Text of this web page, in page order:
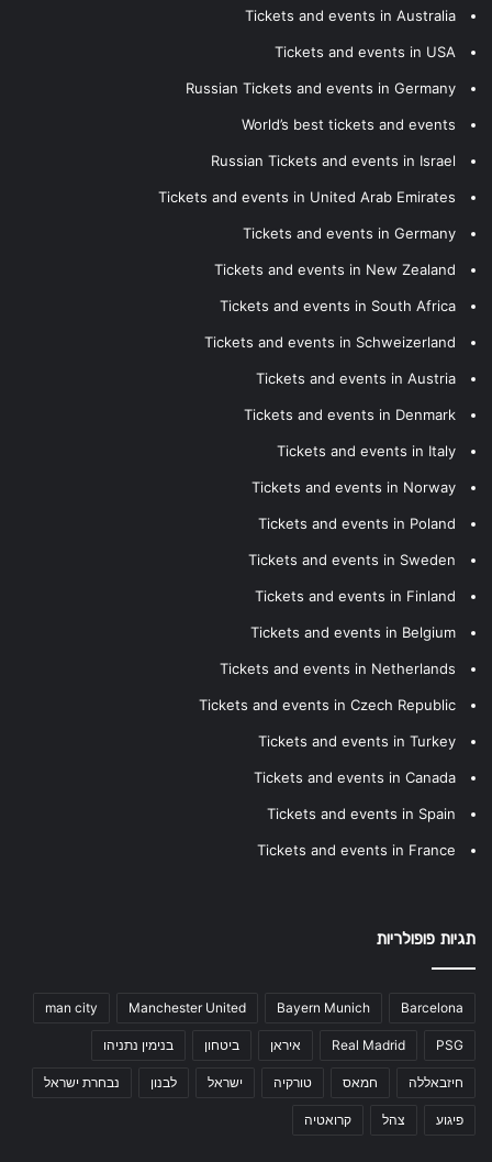
Tickets and events in Australia
Tickets and events in USA
Russian Tickets and events in Germany
World’s best tickets and events
Russian Tickets and events in Israel
Tickets and events in United Arab Emirates
Tickets and events in Germany
Tickets and events in New Zealand
Tickets and events in South Africa
Tickets and events in Schweizerland
Tickets and events in Austria
Tickets and events in Denmark
Tickets and events in Italy
Tickets and events in Norway
Tickets and events in Poland
Tickets and events in Sweden
Tickets and events in Finland
Tickets and events in Belgium
Tickets and events in Netherlands
Tickets and events in Czech Republic
Tickets and events in Turkey
Tickets and events in Canada
Tickets and events in Spain
Tickets and events in France
תגיות פופולריות
Barcelona
Bayern Munich
Manchester United
man city
PSG
Real Madrid איראן ביטחון בנימין נתניהו
חיזבאללה חמאס טורקיה ישראל לבנון נבחרת ישראל
פיגוע צהל קרואטיה